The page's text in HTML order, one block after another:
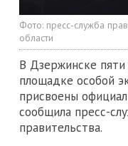
Фото: пресс-служба
области
В Дзержинске пяти
площадке особой
присвоены
сообщила пресс-
правительства.